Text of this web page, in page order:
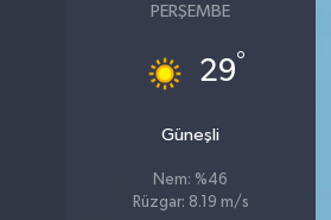
PERŞEMBE
29°
Güneşli
Nem: %46
Rüzgar: 8.19 m/s